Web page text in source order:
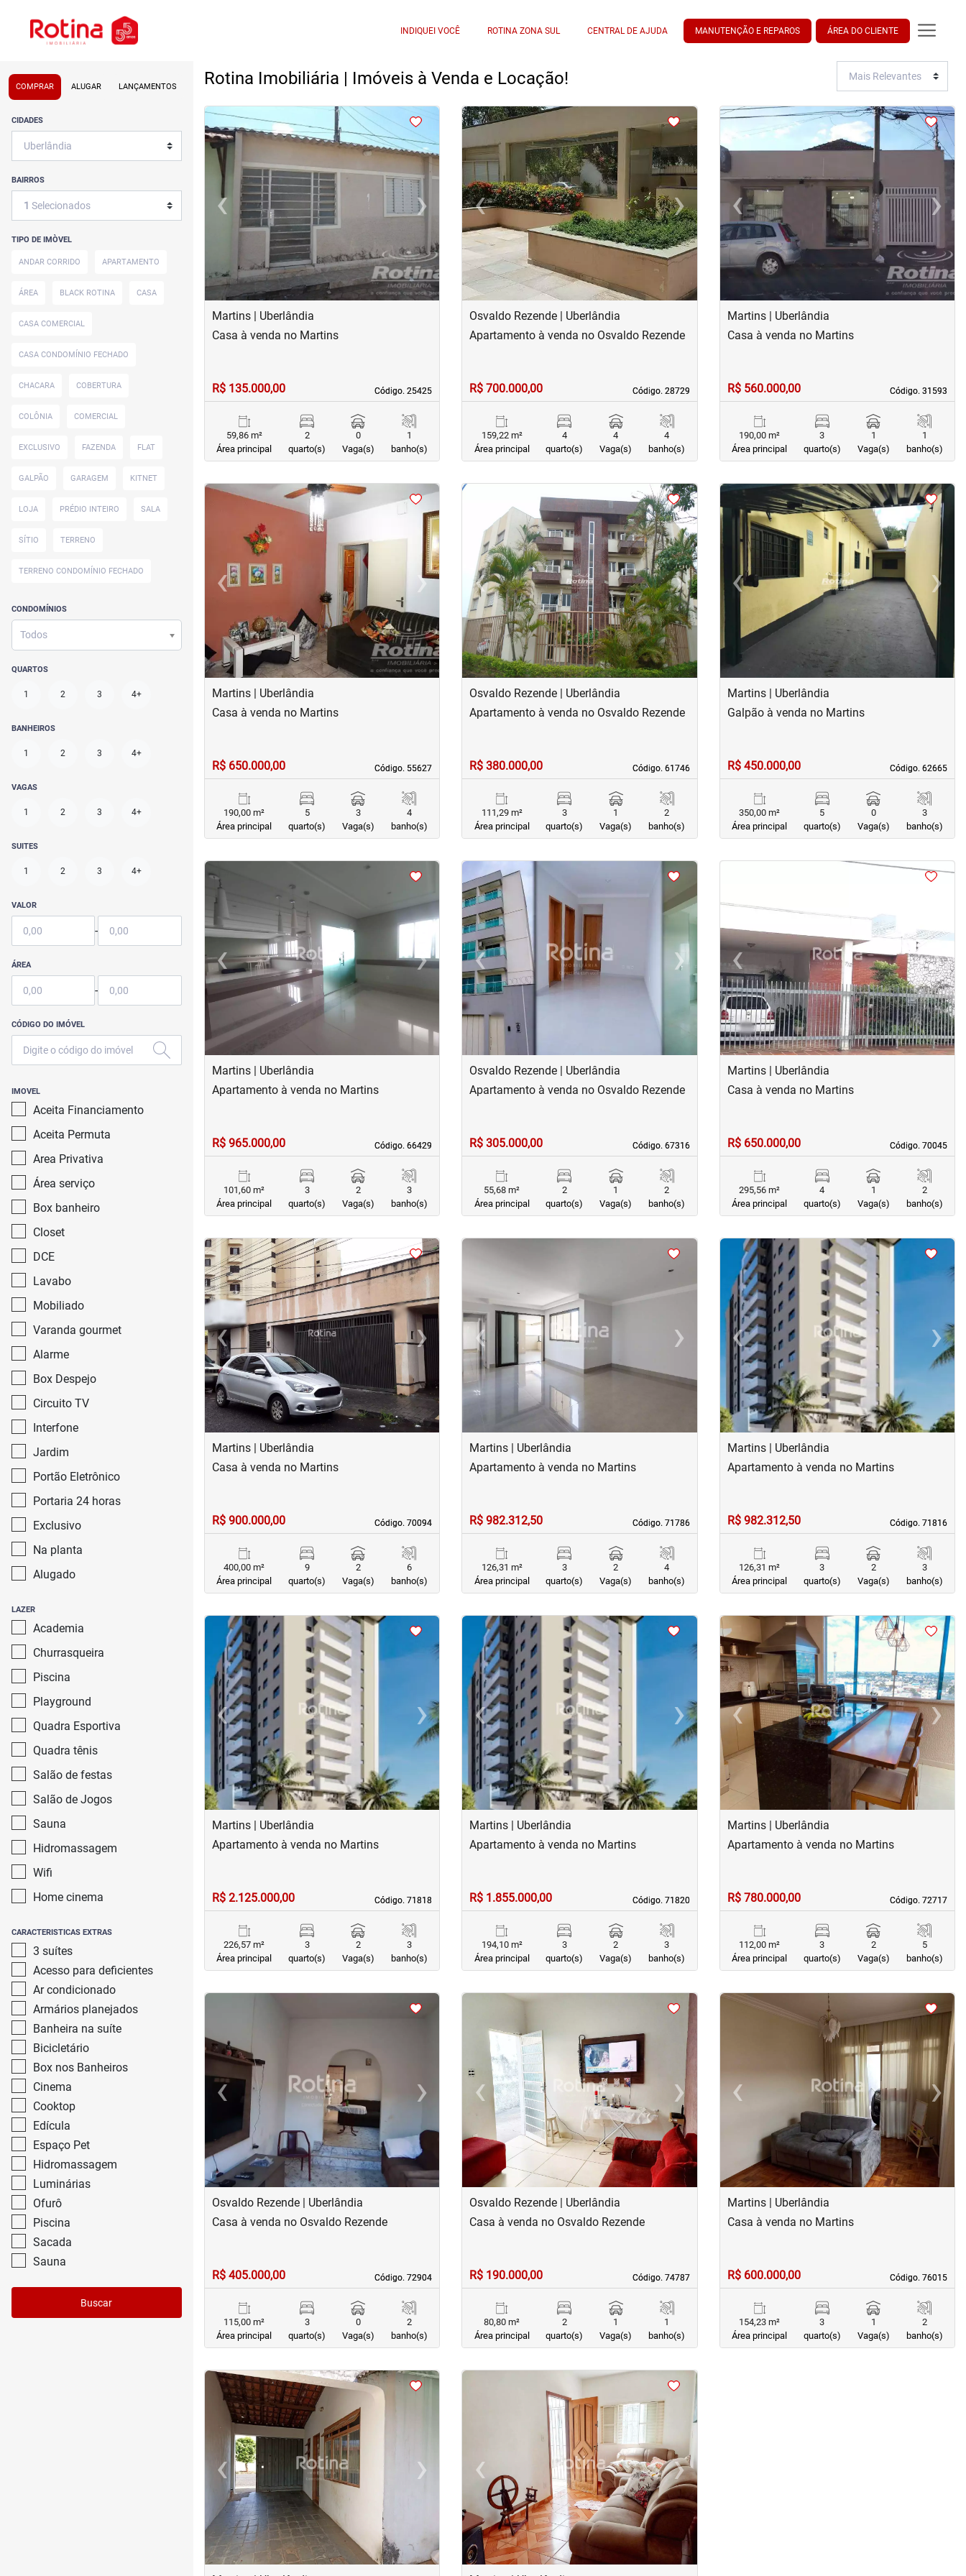
INDIQUEI VOCÊ ROTINA ZONA SUL CENTRAL DE AJUDA MANUTENÇÃO E REPAROS ÁREA DO CLIENTE
COMPRAR ALUGAR LANÇAMENTOS
CIDADES
BAIRROS
1 Selecionados
TIPO DE IMÒVEL
ANDAR CORRIDO APARTAMENTO
ÁREA BLACK ROTINA CASA
CASA COMERCIAL
CASA CONDOMÍNIO FECHADO
CHACARA COBERTURA
COLÔNIA COMERCIAL
EXCLUSIVO FAZENDA FLAT
GALPÃO GARAGEM KITNET
LOJA PRÉDIO INTEIRO SALA
SÍTIO TERRENO
TERRENO CONDOMÍNIO FECHADO
CONDOMÍNIOS
Todos
QUARTOS
1 2 3 4+
BANHEIROS
1 2 3 4+
VAGAS
1 2 3 4+
SUITES
1 2 3 4+
VALOR
-
ÁREA
-
CÓDIGO DO IMÓVEL
IMOVEL
Aceita Financiamento
Aceita Permuta
Area Privativa
Área serviço
Box banheiro
Closet
DCE
Lavabo
Mobiliado
Varanda gourmet
Alarme
Box Despejo
Circuito TV
Interfone
Jardim
Portão Eletrônico
Portaria 24 horas
Exclusivo
Na planta
Alugado
LAZER
Academia
Churrasqueira
Piscina
Playground
Quadra Esportiva
Quadra tênis
Salão de festas
Salão de Jogos
Sauna
Hidromassagem
Wifi
Home cinema
CARACTERISTICAS EXTRAS
3 suítes
Acesso para deficientes
Ar condicionado
Armários planejados
Banheira na suíte
Bicicletário
Box nos Banheiros
Cinema
Cooktop
Edícula
Espaço Pet
Hidromassagem
Luminárias
Ofurô
Piscina
Sacada
Sauna
Buscar
Rotina Imobiliária | Imóveis à Venda e Locação!
<<<<
‹
Previous ›Next
Martins | Uberlândia
Código. 25425
Código. 25425
Casa à venda no Martins
R$ 135.000,00
59,86 m²
Área principal
2
quarto(s)
0
Vaga(s)
1
banho(s)
<<<<
‹Previous ›Next
Osvaldo Rezende | Uberlândia
Código. 28729
Código. 28729
Apartamento à venda no Osvaldo Rezende
R$ 700.000,00
159,22 m²
Área principal
4
quarto(s)
4
Vaga(s)
4
banho(s)
<<<<
‹
Previous ›Next
Martins | Uberlândia
Código. 31593
Código. 31593
Casa à venda no Martins
R$ 560.000,00
190,00 m²
Área principal
3
quarto(s)
1
Vaga(s)
1
banho(s)
<<<<
‹
Previous ›Next
Martins | Uberlândia
Código. 55627
Código. 55627
Casa à venda no Martins
R$ 650.000,00
190,00 m²
Área principal
5
quarto(s)
3
Vaga(s)
4
banho(s)
<
‹Previous ›Next
Osvaldo Rezende | Uberlândia
Código. 61746
Código. 61746
Apartamento à venda no Osvaldo Rezende
R$ 380.000,00
111,29 m²
Área principal
3
quarto(s)
1
Vaga(s)
2
banho(s)
<<<<
‹
Previous ›
Next
Martins | Uberlândia
Código. 62665
Código. 62665
Galpão à venda no Martins
R$ 450.000,00
350,00 m²
Área principal
5
quarto(s)
0
Vaga(s)
3
banho(s)
<
‹Previous ›Next
Martins | Uberlândia
Código. 66429
Código. 66429
Apartamento à venda no Martins
R$ 965.000,00
101,60 m²
Área principal
3
quarto(s)
2
Vaga(s)
3
banho(s)
‹Previous ›Next
Osvaldo Rezende | Uberlândia
Código. 67316
Código. 67316
Apartamento à venda no Osvaldo Rezende
R$ 305.000,00
55,68 m²
Área principal
2
quarto(s)
1
Vaga(s)
2
banho(s)
‹Previous ›Next
Martins | Uberlândia
Código. 70045
Código. 70045
Casa à venda no Martins
R$ 650.000,00
295,56 m²
Área principal
4
quarto(s)
1
Vaga(s)
2
banho(s)
<<< <
‹Previous ›Next
Martins | Uberlândia
Código. 70094
Código. 70094
Casa à venda no Martins
R$ 900.000,00
400,00 m²
Área principal
9
quarto(s)
2
Vaga(s)
6
banho(s)
‹Previous ›Next
Martins | Uberlândia
Código. 71786
Código. 71786
Apartamento à venda no Martins
R$ 982.312,50
126,31 m²
Área principal
3
quarto(s)
2
Vaga(s)
4
banho(s)
< <
‹Previous ›
Next
Martins | Uberlândia
Código. 71816
Código. 71816
Apartamento à venda no Martins
R$ 982.312,50
126,31 m²
Área principal
3
quarto(s)
2
Vaga(s)
3
banho(s)
< <
‹Previous ›
Next
Martins | Uberlândia
Código. 71818
Código. 71818
Apartamento à venda no Martins
R$ 2.125.000,00
226,57 m²
Área principal
3
quarto(s)
2
Vaga(s)
3
banho(s)
< <<
‹Previous ›
Next
Martins | Uberlândia
Código. 71820
Código. 71820
Apartamento à venda no Martins
R$ 1.855.000,00
194,10 m²
Área principal
3
quarto(s)
2
Vaga(s)
3
banho(s)
< <
‹Previous ›Next
Martins | Uberlândia
Código. 72717
Código. 72717
Apartamento à venda no Martins
R$ 780.000,00
112,00 m²
Área principal
3
quarto(s)
2
Vaga(s)
5
banho(s)
<
‹Previous ›Next
Osvaldo Rezende | Uberlândia
Código. 72904
Código. 72904
Casa à venda no Osvaldo Rezende
R$ 405.000,00
115,00 m²
Área principal
3
quarto(s)
0
Vaga(s)
2
banho(s)
‹Previous ›
Next
Osvaldo Rezende | Uberlândia
Código. 74787
Código. 74787
Casa à venda no Osvaldo Rezende
R$ 190.000,00
80,80 m²
Área principal
2
quarto(s)
1
Vaga(s)
1
banho(s)
< <<<
‹Previous ›Next
Martins | Uberlândia
Código. 76015
Código. 76015
Casa à venda no Martins
R$ 600.000,00
154,23 m²
Área principal
3
quarto(s)
1
Vaga(s)
2
banho(s)
< <<<
‹Previous ›
Next ‹
Previous ›Next